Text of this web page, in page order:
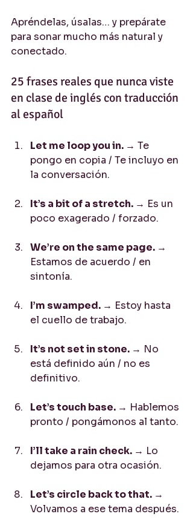
Apréndelas, úsalas… y prepárate
para sonar mucho más natural y
conectado.
25 frases reales que nunca viste
en clase de inglés con traducción
al español
Let me loop you in. → Te
pongo en copia / Te incluyo en
la conversación.
It’s a bit of a stretch. → Es un
poco exagerado / forzado.
We’re on the same page. →
Estamos de acuerdo / en
sintonía.
I’m swamped. → Estoy hasta
el cuello de trabajo.
It’s not set in stone. → No
está definido aún / no es
definitivo.
Let’s touch base. → Hablemos
pronto / pongámonos al tanto.
I’ll take a rain check. → Lo
dejamos para otra ocasión.
Let’s circle back to that. →
Volvamos a ese tema después.